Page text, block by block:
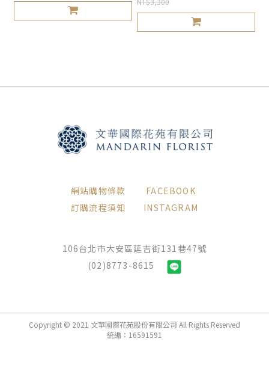
網站購物條款
訂購流程須知
FACEBOOK
INSTAGRAM
106台北市大安區延吉街131巷47號
(02)8773-8615
Copyright © 2021 文華國際花苑股份有限公司 All Rights Reserved
統編：16591591